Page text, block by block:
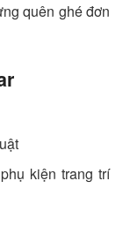
quên ghé đơn
kiện trang trí